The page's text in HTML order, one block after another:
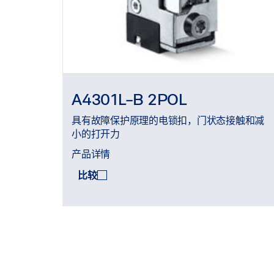
A4301L-B 2POL
具有故障保护原理的电锁扣，门状态接触和减
小的打开力
产品详情
比较